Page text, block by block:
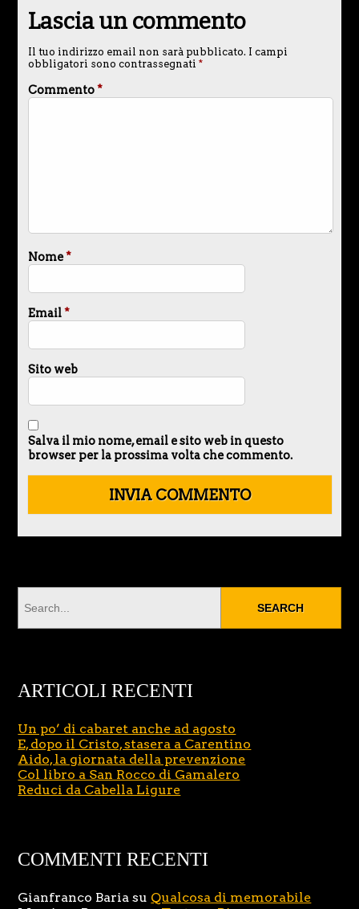
Lascia un commento
Il tuo indirizzo email non sarà pubblicato. I campi
obbligatori sono contrassegnati *
Commento*
Nome*
Email*
Sito web
Salva il mio nome, email e sito web in questo
browser per la prossima volta che commento.
ARTICOLI RECENTI
Un po’ di cabaret anche ad agosto
E, dopo il Cristo, stasera a Carentino
Aido, la giornata della prevenzione
Col libro a San Rocco di Gamalero
Reduci da Cabella Ligure
COMMENTI RECENTI
Gianfranco Baria su Qualcosa di memorabile